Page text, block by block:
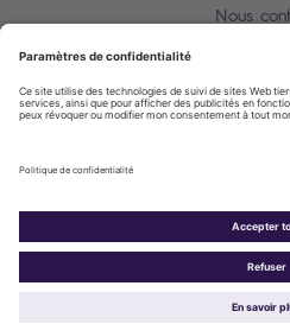
Nous
Alerte Tentative
Accessibilité :